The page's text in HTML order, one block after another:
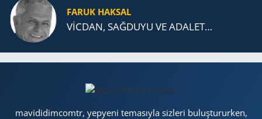
FARUK HAKSAL
VİCDAN, SAĞ­DU­YU VE ADA­LET…
mavididimcomtr, yepyeni temasıyla sizleri buluştururken,